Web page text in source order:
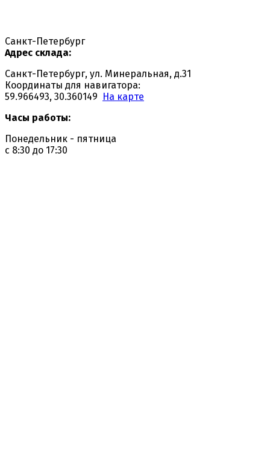
Санкт-Петербург
Адрес склада:
Санкт-Петербург, ул. Минеральная, д.31
Координаты для навигатора:
59.966493, 30.360149 На карте
Часы работы:
Понедельник - пятница
с 8:30 до 17:30